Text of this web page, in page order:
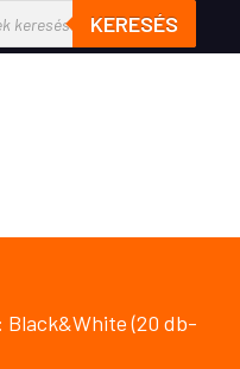
KERESÉS
Black&White (20 db-